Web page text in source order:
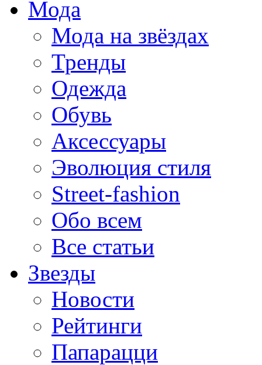
Мода
Мода на звёздах
Тренды
Одежда
Обувь
Аксессуары
Эволюция стиля
Street-fashion
Обо всем
Все статьи
Звезды
Новости
Рейтинги
Папарацци